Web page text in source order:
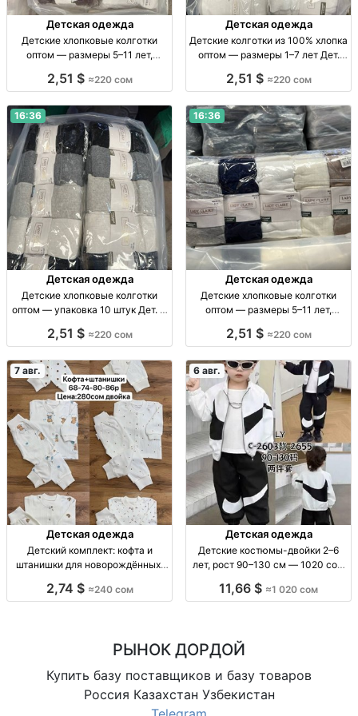
Детская одежда
Детские хлопковые колготки
оптом — размеры 5–11 лет,
колготки, р-р 5–7, 7–9, 9–11 лет,
2,51 $ ≈220 сом
Детская одежда
Детские колготки из 100% хлопка
оптом — размеры 1–7 лет Дет.
лет, уп. 10 шт.
2,51 $ ≈220 сом
16:36
Детская одежда
Детские хлопковые колготки
оптом — упаковка 10 штук Дет. х/
лет, уп. 10 шт.
2,51 $ ≈220 сом
16:36
Детская одежда
Детские хлопковые колготки
оптом — размеры 5–11 лет,
колготки, р-ры 5–7, 7–9, 9–11 лет,
2,51 $ ≈220 сом
7 авг.
Детская одежда
Детский комплект: кофта и
штанишки для новорождённых,
комплект 2 пр.: кофта + штаны, р-
2,74 $ ≈240 сом
6 авг.
Детская одежда
Детские костюмы-двойки 2–6
лет, рост 90–130 см — 1020 сом
рост 90–130 см, пр-во Китай.
11,66 $ ≈1 020 сом
РЫНОК ДОРДОЙ
Купить базу поставщиков и базу товаров
Россия Казахстан Узбекистан